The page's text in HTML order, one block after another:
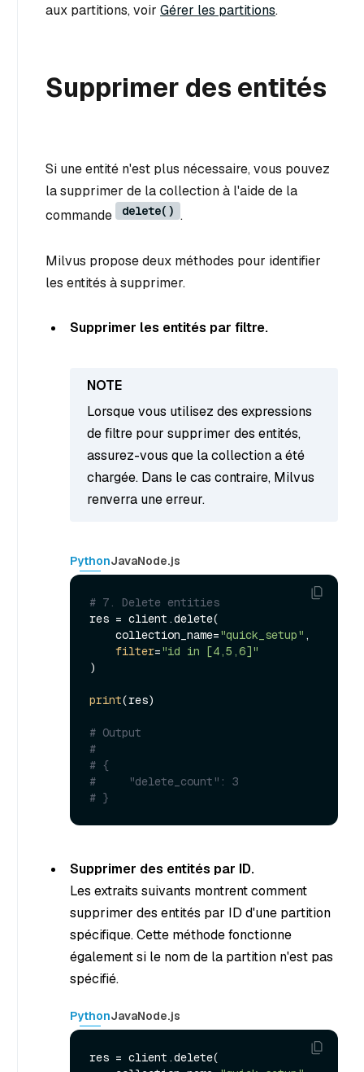
aux partitions, voir Gérer les partitions.
Supprimer des entités
Si une entité n'est plus nécessaire, vous pouvez
la supprimer de la collection à l'aide de la
commande
delete() .
Milvus propose deux méthodes pour identifier
les entités à supprimer.
Supprimer les entités par filtre.
Lorsque vous utilisez des expressions
de filtre pour supprimer des entités,
assurez-vous que la collection a été
chargée. Dans le cas contraire, Milvus
renverra une erreur.
PythonJavaNode.js
# 7. Delete entities
res = client.delete(
    collection_name=
"quick_setup" ,
filter="id in [4,5,6]"
)
print(res)
# Output
#
# {
#     "delete_count": 3
# }
Supprimer des entités par ID.
Les extraits suivants montrent comment
supprimer des entités par ID d'une partition
spécifique. Cette méthode fonctionne
également si le nom de la partition n'est pas
spécifié.
PythonJavaNode.js
res = client.delete(